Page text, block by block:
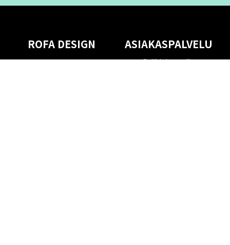
ROFA DESIGN ASIAKASPALVELU
📝Kirjoita meille